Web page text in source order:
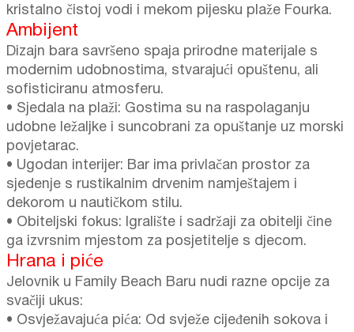
kristalno čistoj vodi i mekom pijesku plaže Fourka.
Ambijent
Dizajn bara savršeno spaja prirodne materijale s
modernim udobnostima, stvarajući opuštenu, ali
sofisticiranu atmosferu.
• Sjedala na plaži: Gostima su na raspolaganju
udobne ležaljke i suncobrani za opuštanje uz morski
povjetarac.
• Ugodan interijer: Bar ima privlačan prostor za
sjedenje s rustikalnim drvenim namještajem i
dekorom u nautičkom stilu.
• Obiteljski fokus: Igralište i sadržaji za obitelji čine
ga izvrsnim mjestom za posjetitelje s djecom.
Hrana i piće
Jelovnik u Family Beach Baru nudi razne opcije za
svačiji ukus:
• Osvježavajuća pića: Od svježe cijeđenih sokova i